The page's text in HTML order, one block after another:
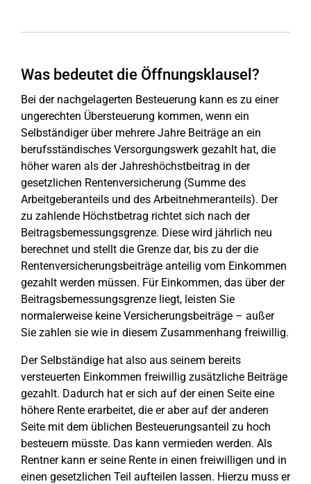
Was bedeutet die Öffnungsklausel?
Bei der nachgelagerten Besteuerung kann es zu einer
ungerechten Übersteuerung kommen, wenn ein
Selbständiger über mehrere Jahre Beiträge an ein
berufsständisches Versorgungswerk gezahlt hat, die
höher waren als der Jahreshöchstbeitrag in der
gesetzlichen Rentenversicherung (Summe des
Arbeitgeberanteils und des Arbeitnehmeranteils). Der
zu zahlende Höchstbetrag richtet sich nach der
Beitragsbemessungsgrenze. Diese wird jährlich neu
berechnet und stellt die Grenze dar, bis zu der die
Rentenversicherungsbeiträge anteilig vom Einkommen
gezahlt werden müssen. Für Einkommen, das über der
Beitragsbemessungsgrenze liegt, leisten Sie
normalerweise keine Versicherungsbeiträge – außer
Sie zahlen sie wie in diesem Zusammenhang freiwillig.
Der Selbständige hat also aus seinem bereits
versteuerten Einkommen freiwillig zusätzliche Beiträge
gezahlt. Dadurch hat er sich auf der einen Seite eine
höhere Rente erarbeitet, die er aber auf der anderen
Seite mit dem üblichen Besteuerungsanteil zu hoch
besteuern müsste. Das kann vermieden werden. Als
Rentner kann er seine Rente in einen freiwilligen und in
einen gesetzlichen Teil aufteilen lassen. Hierzu muss er